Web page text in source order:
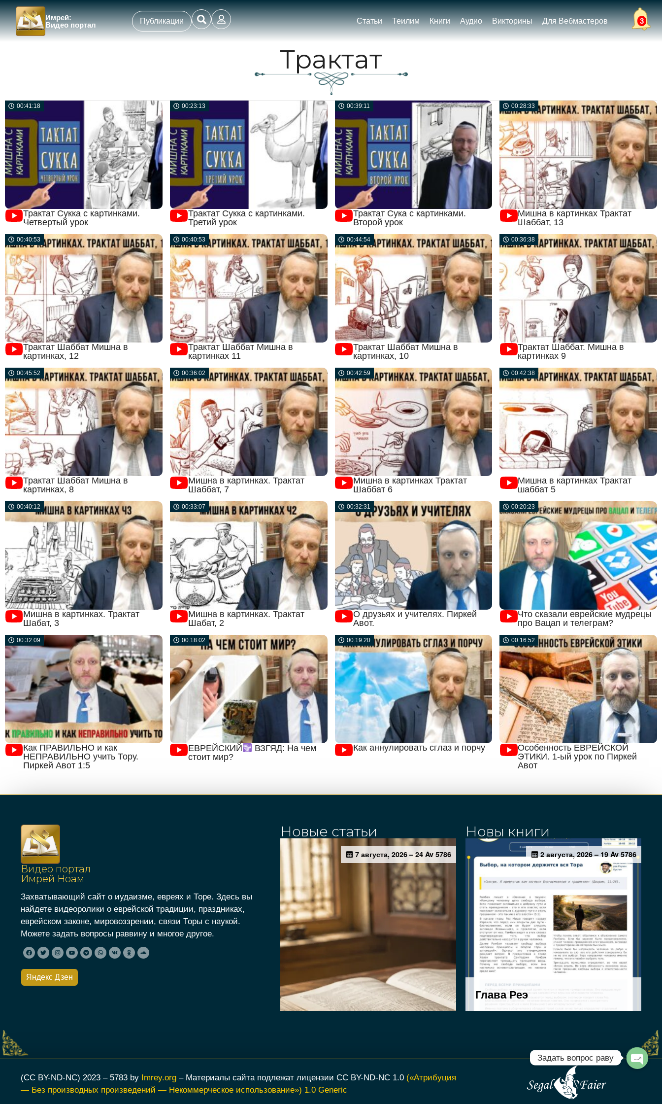
Имрей:
Видео портал
Публикации Статьи Теилим Книги Аудио Викторины Для Вебмастеров 3
Трактат
00:41:18
Трактат Сукка с картинками.
Четвертый урок
00:23:13
Трактат Сукка с картинками.
Третий урок
00:39:11
Трактат Сука с картинками.
Второй урок
00:28:33
Мишна в картинках Трактат
Шаббат, 13
00:40:53
Трактат Шаббат Мишна в
картинках, 12
00:40:53
Трактат Шаббат Мишна в
картинках 11
00:44:54
Трактат Шаббат Мишна в
картинках, 10
00:36:38
Трактат Шаббат. Мишна в
картинках 9
00:45:52
Трактат Шаббат Мишна в
картинках, 8
00:36:02
Мишна в картинках. Трактат
Шаббат, 7
00:42:59
Мишна в картинках Трактат
Шаббат 6
00:42:38
Мишна в картинках Трактат
шаббат 5
00:40:12
Мишна в картинках. Трактат
Шабат, 3
00:33:07
Мишна в картинках. Трактат
Шабат, 2
00:32:31
О друзьях и учителях. Пиркей
Авот.
00:20:23
Что сказали еврейские мудрецы
про Вацап и телеграм?
00:32:09
Как ПРАВИЛЬНО и как
НЕПРАВИЛЬНО учить Тору.
Пиркей Авот 1:5
00:18:02
ЕВРЕЙСКИЙ
ВЗГЯД: На чем
стоит мир?
00:19:20
Как аннулировать сглаз и порчу
00:16:52
Особенность ЕВРЕЙСКОЙ
ЭТИКИ. 1-ый урок по Пиркей
Авот
Видео портал
Имрей Ноам
Захватывающий сайт о иудаизме, евреях и Торе. Здесь вы
найдете видеоролики о еврейской традиции, праздниках,
еврейском законе, мировоззрении, связи Торы с наукой.
Можете задать вопросы раввину и многое другое.
Яндекс Дзен
Новые статьи Новы книги
(CC BY-ND-NC) 2023 – 5783 by Imrey.org – Материалы сайта подлежат лицензии CC BY-ND-NC 1.0 («Атрибуция
— Без производных произведений — Некоммерческое использование») 1.0 Generic
Задать вопрос раву